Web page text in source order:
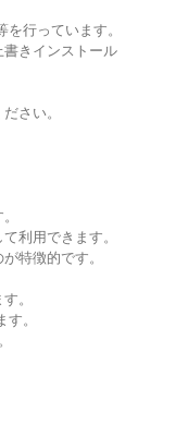
行っています。
書きインストール
さい。
利用できます。
特徴的です。
。
。